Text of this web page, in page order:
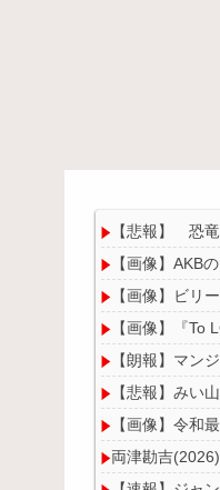
【悲報】 恐
【画像】AKB
【画像】ビリ
【画像】『To
【朗報】マン
【悲報】みい
【画像】令和
両津勘吉